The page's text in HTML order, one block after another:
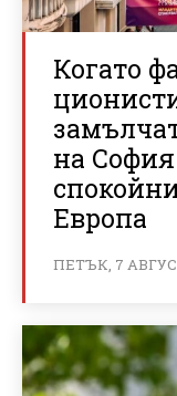
Когато
на
Европа
ПЕТЪК, 7